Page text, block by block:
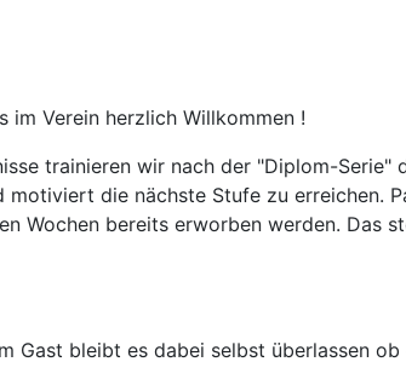
im Verein herzlich Willkommen !
trainieren wir nach der "Diplom-Serie"
die nächste Stufe zu erreichen.
Wochen bereits erworben werden. Das
Gast bleibt es dabei selbst überlassen